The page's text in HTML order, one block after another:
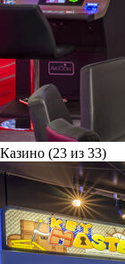
Казино (23 из 33)